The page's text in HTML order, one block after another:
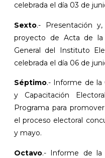
celebrada el día 03 de
Sexto.- Presentación
proyecto de Acta de la
General del Instituto
celebrada el día 06 de
Séptimo.- Informe de la
y Capacitación
Programa para
el proceso electoral
y mayo.
Octavo.- Informe de la